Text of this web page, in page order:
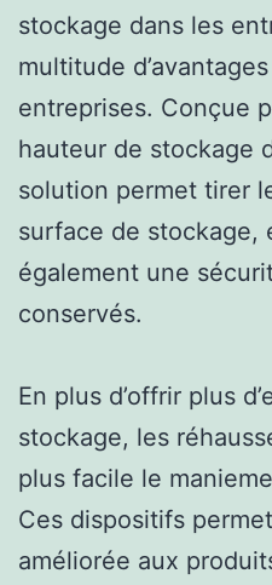
stockage dans les
multitude
entreprises. Conçue
hauteur de stockage
solution permet tirer
surface de stockage,
également une
conservés.
En plus d’offrir plus
stockage, les
plus facile le
Ces dispositifs
améliorée aux